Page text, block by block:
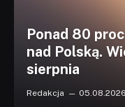
Ponad 80
nad Polską.
sierpnia
Redakcja 05.08.2026